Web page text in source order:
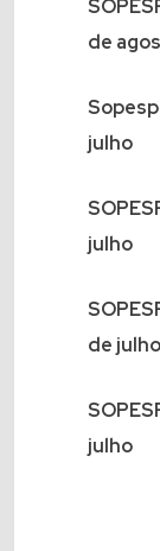
de
julho
julho
de julho
julho